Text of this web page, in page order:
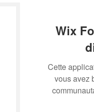
Wix
Cette
vous avez